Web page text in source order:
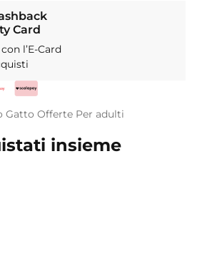
Card
l’E-Card
Gatto Offerte Per adulti
insieme